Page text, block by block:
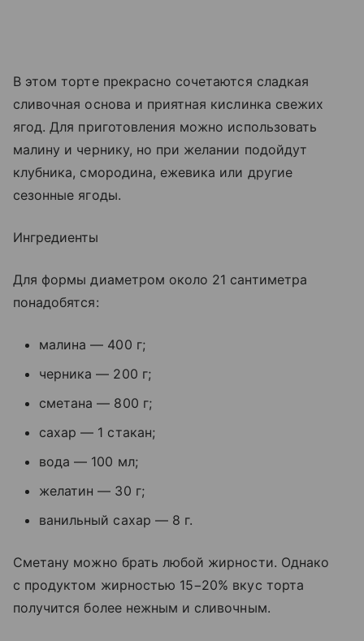
В этом торте прекрасно сочетаются сладкая
сливочная основа и приятная кислинка свежих
ягод. Для приготовления можно использовать
малину и чернику, но при желании подойдут
клубника, смородина, ежевика или другие
сезонные ягоды.
Ингредиенты
Для формы диаметром около 21 сантиметра
понадобятся:
малина — 400 г;
черника — 200 г;
сметана — 800 г;
сахар — 1 стакан;
вода — 100 мл;
желатин — 30 г;
ванильный сахар — 8 г.
Сметану можно брать любой жирности. Однако
с продуктом жирностью 15−20% вкус торта
получится более нежным и сливочным.